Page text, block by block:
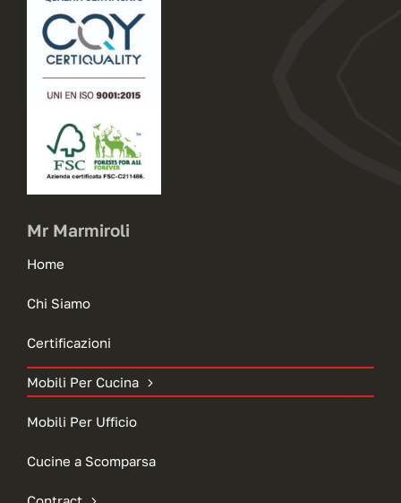
Mr Marmiroli
Home
Chi Siamo
Certificazioni
Mobili Per Cucina
Mobili Per Ufficio
Cucine a Scomparsa